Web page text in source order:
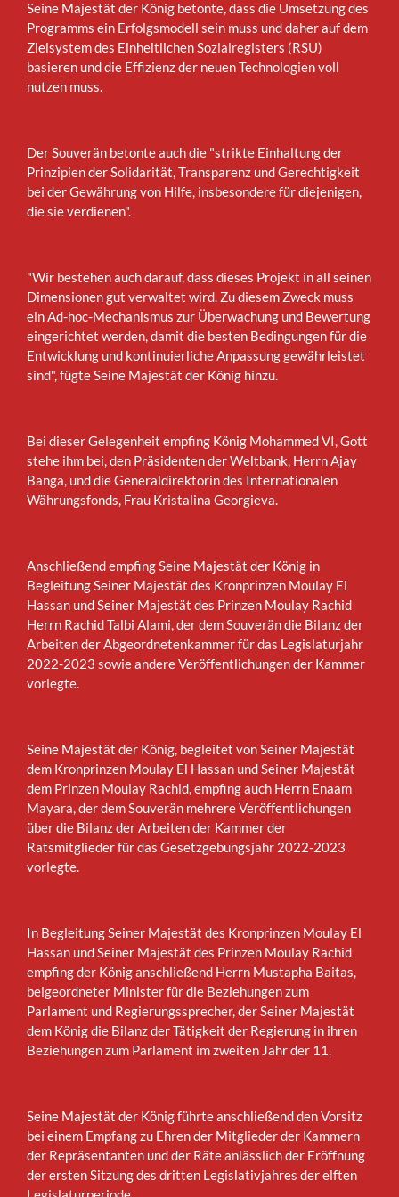
Seine Majestät der König betonte, dass die Umsetzung des
Programms ein Erfolgsmodell sein muss und daher auf dem
Zielsystem des Einheitlichen Sozialregisters (RSU)
basieren und die Effizienz der neuen Technologien voll
nutzen muss.
Der Souverän betonte auch die "strikte Einhaltung der
Prinzipien der Solidarität, Transparenz und Gerechtigkeit
bei der Gewährung von Hilfe, insbesondere für diejenigen,
die sie verdienen".
"Wir bestehen auch darauf, dass dieses Projekt in all seinen
Dimensionen gut verwaltet wird. Zu diesem Zweck muss
ein Ad-hoc-Mechanismus zur Überwachung und Bewertung
eingerichtet werden, damit die besten Bedingungen für die
Entwicklung und kontinuierliche Anpassung gewährleistet
sind", fügte Seine Majestät der König hinzu.
Bei dieser Gelegenheit empfing König Mohammed VI, Gott
stehe ihm bei, den Präsidenten der Weltbank, Herrn Ajay
Banga, und die Generaldirektorin des Internationalen
Währungsfonds, Frau Kristalina Georgieva.
Anschließend empfing Seine Majestät der König in
Begleitung Seiner Majestät des Kronprinzen Moulay El
Hassan und Seiner Majestät des Prinzen Moulay Rachid
Herrn Rachid Talbi Alami, der dem Souverän die Bilanz der
Arbeiten der Abgeordnetenkammer für das Legislaturjahr
2022-2023 sowie andere Veröffentlichungen der Kammer
vorlegte.
Seine Majestät der König, begleitet von Seiner Majestät
dem Kronprinzen Moulay El Hassan und Seiner Majestät
dem Prinzen Moulay Rachid, empfing auch Herrn Enaam
Mayara, der dem Souverän mehrere Veröffentlichungen
über die Bilanz der Arbeiten der Kammer der
Ratsmitglieder für das Gesetzgebungsjahr 2022-2023
vorlegte.
In Begleitung Seiner Majestät des Kronprinzen Moulay El
Hassan und Seiner Majestät des Prinzen Moulay Rachid
empfing der König anschließend Herrn Mustapha Baitas,
beigeordneter Minister für die Beziehungen zum
Parlament und Regierungssprecher, der Seiner Majestät
dem König die Bilanz der Tätigkeit der Regierung in ihren
Beziehungen zum Parlament im zweiten Jahr der 11.
Seine Majestät der König führte anschließend den Vorsitz
bei einem Empfang zu Ehren der Mitglieder der Kammern
der Repräsentanten und der Räte anlässlich der Eröffnung
der ersten Sitzung des dritten Legislativjahres der elften